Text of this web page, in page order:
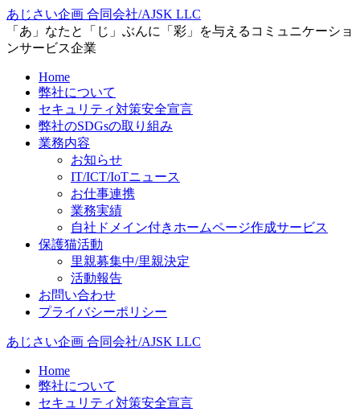
あじさい企画 合同会社/AJSK LLC
「あ」なたと「じ」ぶんに「彩」を与えるコミュニケーショ
ンサービス企業
Home
弊社について
セキュリティ対策安全宣言
弊社のSDGsの取り組み
業務内容
お知らせ
IT/ICT/IoTニュース
お仕事連携
業務実績
自社ドメイン付きホームページ作成サービス
保護猫活動
里親募集中/里親決定
活動報告
お問い合わせ
プライバシーポリシー
あじさい企画 合同会社/AJSK LLC
Home
弊社について
セキュリティ対策安全宣言